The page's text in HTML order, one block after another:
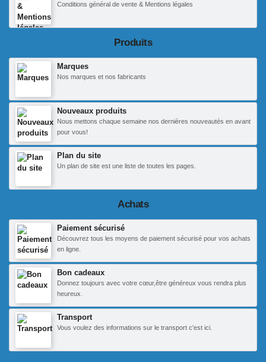
Conditions général de vente & Mentions légales
Produits
Marques
Nos marques et nos fabricants
Nouveaux produits
Nous mettons chaque semaine nos dernières nouveautés en avant
pour vous!
Plan du site
Un plan de site est une liste de toutes les pages.
Achats
Paiement sécurisé
Découvrez tous les moyens de paiement sécurisé pour vos achats
en ligne.
Bon cadeaux
Donnez toujours avec votre cœur,être généreux vous rendra plus
heureux.
Transport
Vous voulez des informations sur le transport c'est ici.